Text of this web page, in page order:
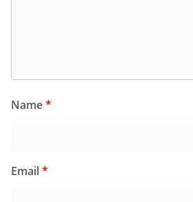
Name*
Email*